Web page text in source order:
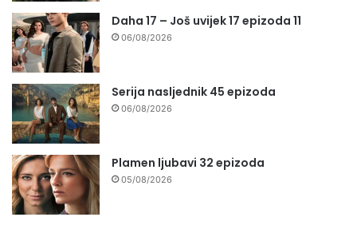
Daha 17 – Još uvijek 17 epizoda 11
06/08/2026
Serija nasljednik 45 epizoda
06/08/2026
Plamen ljubavi 32 epizoda
05/08/2026